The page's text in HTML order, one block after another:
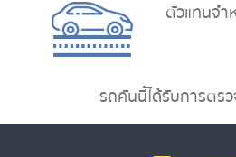
ตัวแทนจำ
รถคันนี้ได้รับการตร